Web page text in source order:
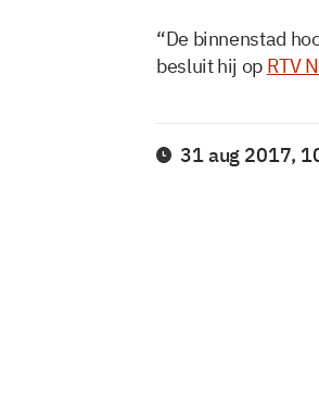
“De binnenstad
besluit hij op RTV
31 aug 2017,